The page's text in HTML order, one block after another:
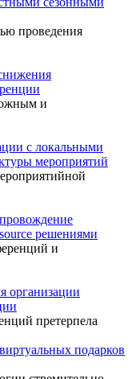
проведения
и
с локальными
мероприятий
решениями
и
организации
претерпела
подарков